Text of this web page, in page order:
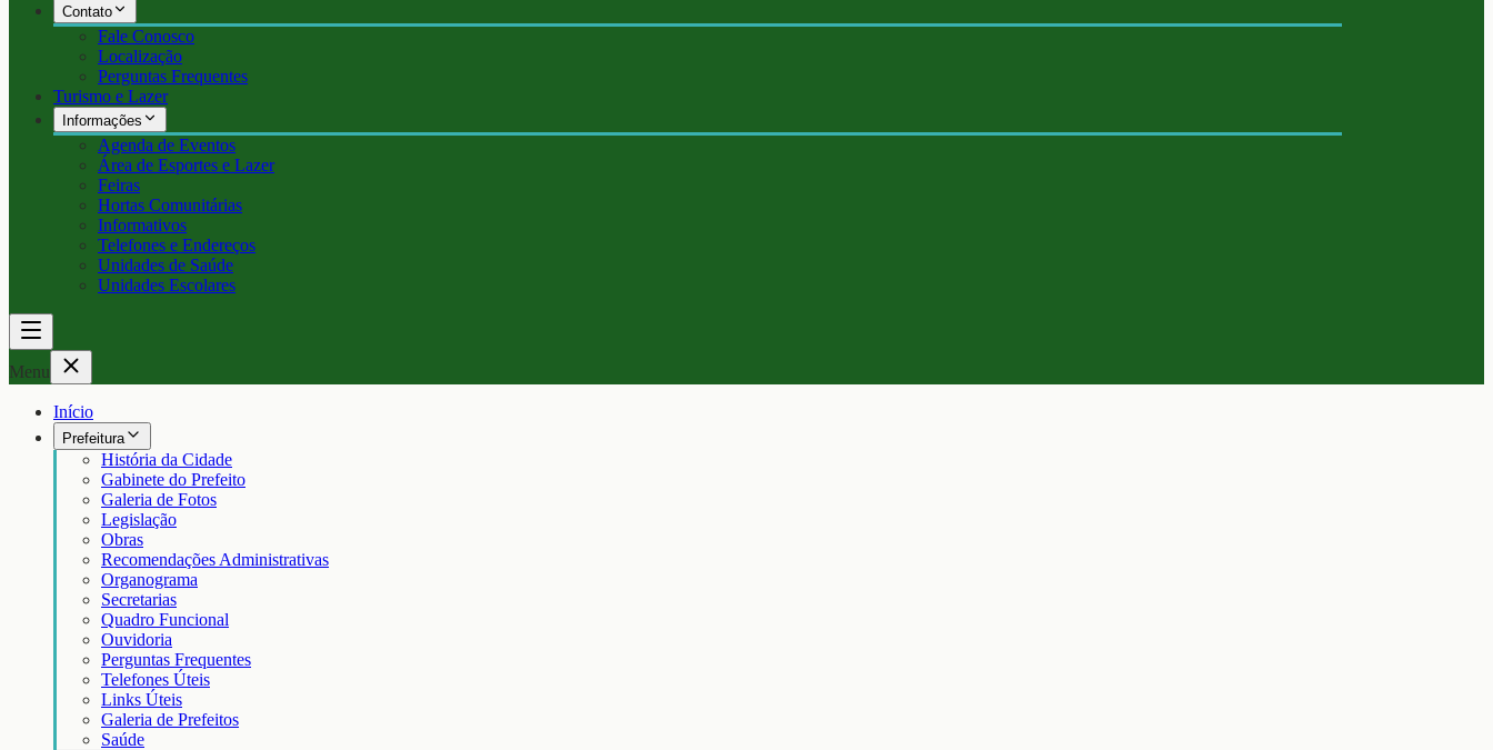
Contato
Fale Conosco
Localização
Perguntas Frequentes
Turismo e Lazer
Informações
Agenda de Eventos
Área de Esportes e Lazer
Feiras
Hortas Comunitárias
Informativos
Telefones e Endereços
Unidades de Saúde
Unidades Escolares
Menu
Início
Prefeitura
História da Cidade
Gabinete do Prefeito
Galeria de Fotos
Legislação
Obras
Recomendações Administrativas
Organograma
Secretarias
Quadro Funcional
Ouvidoria
Perguntas Frequentes
Telefones Úteis
Links Úteis
Galeria de Prefeitos
Saúde